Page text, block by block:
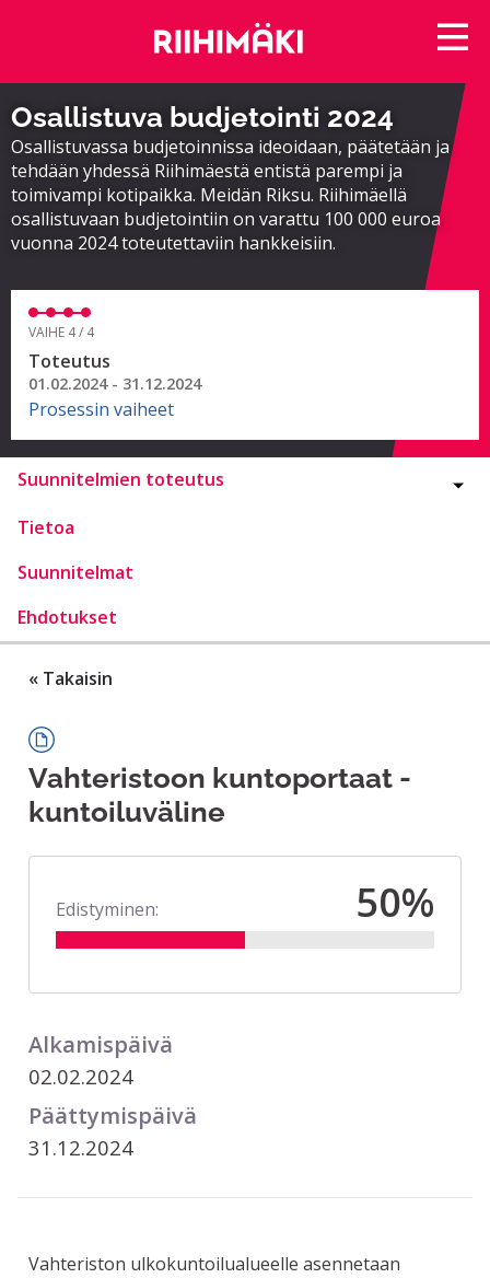
Osallistuva budjetointi 2024
Osallistuvassa budjetoinnissa ideoidaan, päätetään ja
tehdään yhdessä Riihimäestä entistä parempi ja
toimivampi kotipaikka. Meidän Riksu. Riihimäellä
osallistuvaan budjetointiin on varattu 100 000 euroa
vuonna 2024 toteutettaviin hankkeisiin.
VAIHE 4 / 4
Toteutus
01.02.2024 - 31.12.2024
Prosessin vaiheet
Suunnitelmien toteutus
Tietoa
Suunnitelmat
Ehdotukset
« Takaisin
Vahteristoon kuntoportaat -
kuntoiluväline
Edistyminen: 50%
Alkamispäivä
02.02.2024
Päättymispäivä
31.12.2024
Vahteriston ulkokuntoilualueelle asennetaan